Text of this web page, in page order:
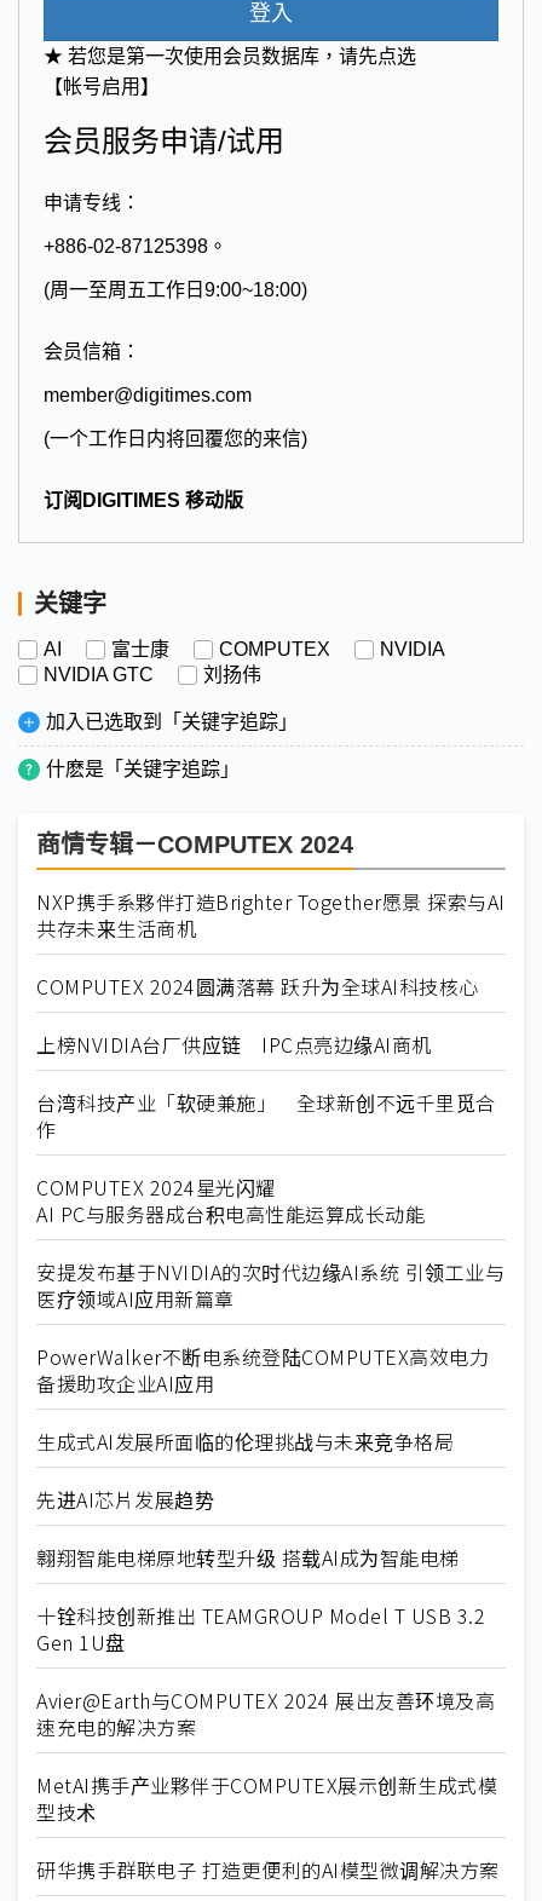
登入
★ 若您是第一次使用会员数据库，请先点选
【帐号启用】
会员服务申请/试用
申请专线：
+886-02-87125398。
(周一至周五工作日9:00~18:00)
会员信箱：
member@digitimes.com
(一个工作日内将回覆您的来信)
订阅DIGITIMES 移动版
关键字
AI 富士康 COMPUTEX
NVIDIA
NVIDIA GTC
刘扬伟
加入已选取到「关键字追踪」
什麽是「关键字追踪」
商情专辑－COMPUTEX 2024
NXP携手系夥伴打造Brighter Together愿景 探索与AI
共存未来生活商机
COMPUTEX 2024圆满落幕 跃升为全球AI科技核心
上榜NVIDIA台厂供应链 IPC点亮边缘AI商机
台湾科技产业「软硬兼施」 全球新创不远千里觅合
作
COMPUTEX 2024星光闪耀
AI PC与服务器成台积电高性能运算成长动能
安提发布基于NVIDIA的次时代边缘AI系统 引领工业与
医疗领域AI应用新篇章
PowerWalker不断电系统登陆COMPUTEX高效电力
备援助攻企业AI应用
生成式AI发展所面临的伦理挑战与未来竞争格局
先进AI芯片发展趋势
翱翔智能电梯原地转型升级 搭载AI成为智能电梯
十铨科技创新推出 TEAMGROUP Model T USB 3.2
Gen 1U盘
Avier@Earth与COMPUTEX 2024 展出友善环境及高
速充电的解决方案
MetAI携手产业夥伴于COMPUTEX展示创新生成式模
型技术
研华携手群联电子 打造更便利的AI模型微调解决方案